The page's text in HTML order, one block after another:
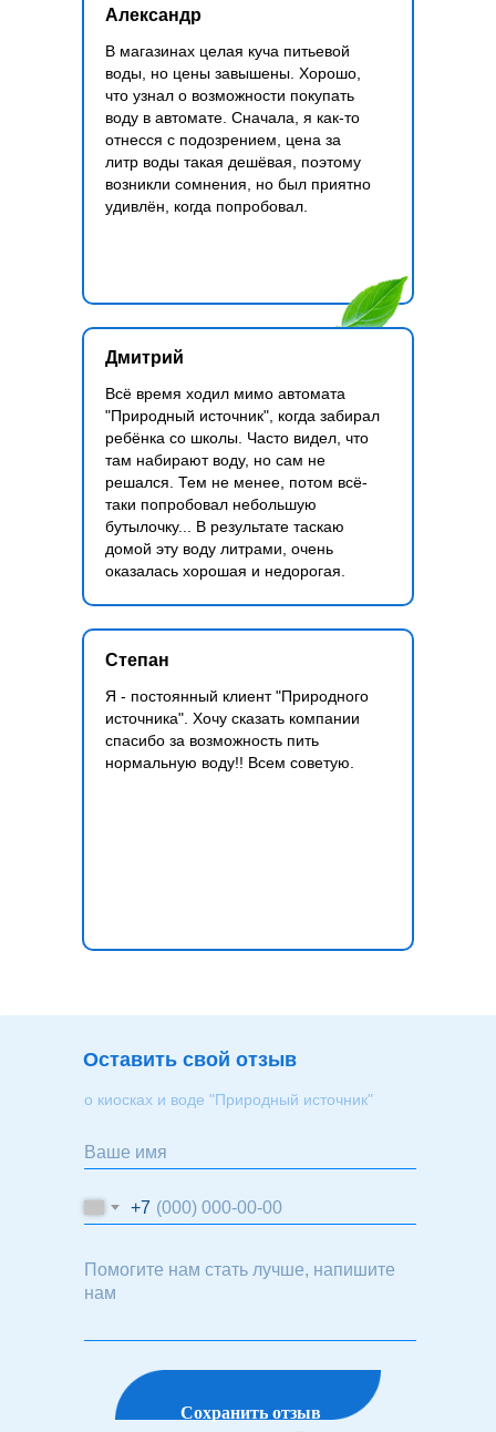
В магазинах целая куча питьевой
воды, но цены завышены. Хорошо,
что узнал о возможности покупать
воду в автомате. Сначала, я как-то
отнесся с подозрением, цена за
литр воды такая дешёвая, поэтому
возникли сомнения, но был приятно
удивлён, когда попробовал.
Александр
Всё время ходил мимо автомата
"Природный источник", когда забирал
ребёнка со школы. Часто видел, что
там набирают воду, но сам не
решался. Тем не менее, потом всё-
таки попробовал небольшую
бутылочку... В результате таскаю
домой эту воду литрами, очень
оказалась хорошая и недорогая.
Дмитрий
Я - постоянный клиент "Природного
источника". Хочу сказать компании
спасибо за возможность пить
нормальную воду!! Всем советую.
Степан
Оставить свой отзыв
+7
Сохранить отзыв
о киосках и воде "Природный источник"